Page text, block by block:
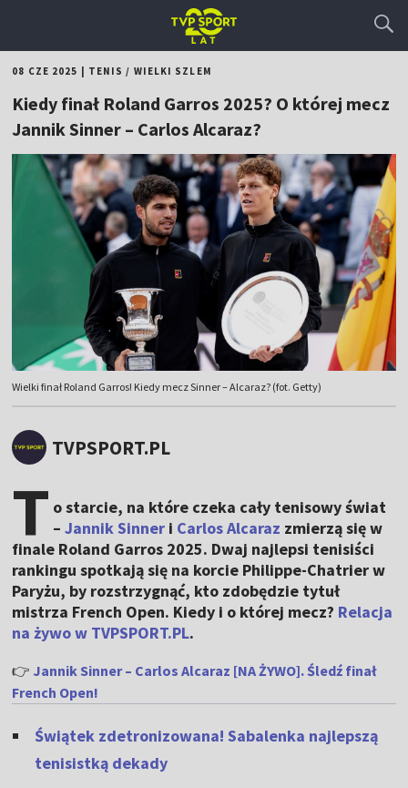
08 CZE 2025 TENIS / WIELKI SZLEM
Kiedy finał Roland Garros 2025? O której mecz
Jannik Sinner – Carlos Alcaraz?
Wielki finał Roland Garros! Kiedy mecz Sinner – Alcaraz? (fot. Getty)
TVPSPORT.PL
T o starcie, na które czeka cały tenisowy świat
–Jannik Sinner i Carlos Alcaraz zmierzą się w
finale Roland Garros 2025. Dwaj najlepsi tenisiści
rankingu spotkają się na korcie Philippe-Chatrier w
Paryżu, by rozstrzygnąć, kto zdobędzie tytuł
mistrza French Open. Kiedy i o której mecz? Relacja
na żywo w TVPSPORT.PL.
👉 Jannik Sinner – Carlos Alcaraz [NA ŻYWO]. Śledź finał
French Open!
Świątek zdetronizowana! Sabalenka najlepszą
tenisistką dekady